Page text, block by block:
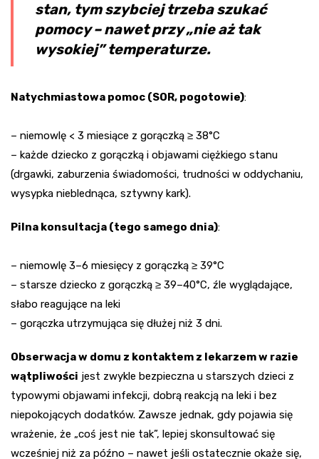
stan, tym szybciej trzeba szukać
pomocy – nawet przy „nie aż tak
wysokiej” temperaturze.
Natychmiastowa pomoc (SOR, pogotowie):
– niemowlę < 3 miesiące z gorączką ≥ 38°C
– każde dziecko z gorączką i objawami ciężkiego stanu
(drgawki, zaburzenia świadomości, trudności w oddychaniu,
wysypka nieblednąca, sztywny kark).
Pilna konsultacja (tego samego dnia):
– niemowlę 3–6 miesięcy z gorączką ≥ 39°C
– starsze dziecko z gorączką ≥ 39–40°C, źle wyglądające,
słabo reagujące na leki
– gorączka utrzymująca się dłużej niż 3 dni.
Obserwacja w domu z kontaktem z lekarzem w razie
wątpliwości jest zwykle bezpieczna u starszych dzieci z
typowymi objawami infekcji, dobrą reakcją na leki i bez
niepokojących dodatków. Zawsze jednak, gdy pojawia się
wrażenie, że „coś jest nie tak”, lepiej skonsultować się
wcześniej niż za późno – nawet jeśli ostatecznie okaże się,